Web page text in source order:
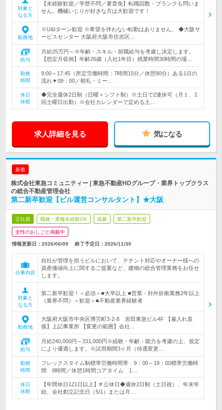
対象と
なる方
【未経験歓迎／学歴不問／要普免】転職回数・ブランクも問いま
せん。機械いじりが好きな方は大歓迎です！
勤務地
※U&Iターン歓迎 ※希望を伴わない転勤はありません。 ◆大阪サ
ービスセンター 大阪府大阪市住吉区…
給与
月給25万円～※年齢・スキル・前職給与を考慮し決定します。
【想定月収例】年齢26歳（入社1年目）残業時間30時間の場…
勤務
時間
9:00～17:45（所定労働時間：7時間15分／休憩90分）ある1日の
流れ▼09：00／朝礼・ミー…
休日
休暇
◆完全週休2日制（日曜＋シフト制）※土日で2連休可（月１、2
回土曜日出勤）※会社カレンダーで定める土…
求人詳細を見る 気になる
新着
株式会社東急コミュニティー | 東急不動産HDグループ・業界トップクラス
の総合不動産管理会社
第二新卒歓迎【ビル運営コンサルタント】★大阪
正社員 職種・業種未経験OK 急募 第二新卒歓迎
女性のおしごと掲載中
情報更新日：2026/06/09 終了予定日： 2026/11/30
仕事内容
自社が管理を担うビルにおいて、テナント対応やオーナー様への
資産価値向上に関するご提案など、建物の総合管理業務をお任せ
します。
対象と
なる方
第二新卒歓迎！＜必須＞■大卒以上 ■営業・対外折衝業務2年以上
（業界不問）＜歓迎＞■不動産業界経験者
勤務地
大阪府大阪市中央区博労町3-2-8 岩田東急ビル4F 【雇入れ直
後】上記事業所 【変更の範囲】会社…
給与
月給240,000円～331,000円※経験・年齢・能力を考慮の上、規定
により優遇します。※試用期間3ヶ月（待遇変更…
勤務
時間
フレックスタイム制標準労働時間帯 9：00～18：00標準労働時
間 8時間／休憩1時間コアタイム 1…
休日
休暇
【年間休日121日以上】# 公休日◆週休2日制（土日祝）、年末年
始、会社創立記念日（5/1）または月…